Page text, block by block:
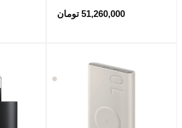
51,260,000 تومان
کرم